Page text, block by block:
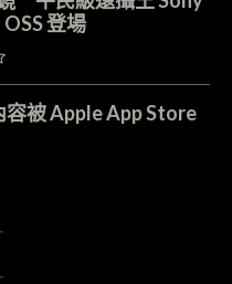
登場
被 Apple App Store